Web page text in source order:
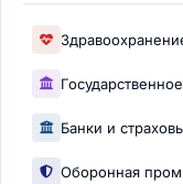
Банки и
Оборонная